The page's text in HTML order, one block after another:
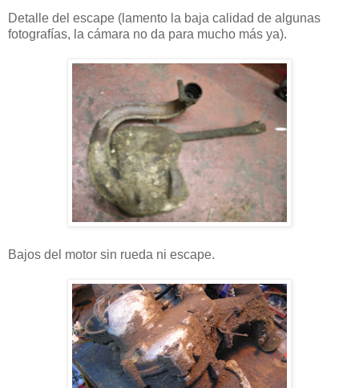
Detalle del escape (lamento la baja calidad de algunas
fotografías, la cámara no da para mucho más ya).
Bajos del motor sin rueda ni escape.